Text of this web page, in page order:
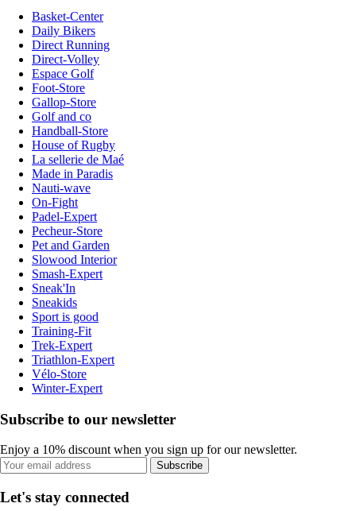
Basket-Center
Daily Bikers
Direct Running
Direct-Volley
Espace Golf
Foot-Store
Gallop-Store
Golf and co
Handball-Store
House of Rugby
La sellerie de Maé
Made in Paradis
Nauti-wave
On-Fight
Padel-Expert
Pecheur-Store
Pet and Garden
Slowood Interior
Smash-Expert
Sneak'In
Sneakids
Sport is good
Training-Fit
Trek-Expert
Triathlon-Expert
Vélo-Store
Winter-Expert
Subscribe to our newsletter
Enjoy a 10% discount when you sign up for our newsletter.
Subscribe
Let's stay connected